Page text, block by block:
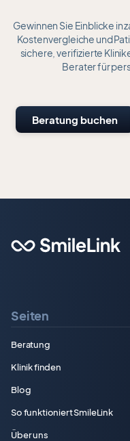
Gewinnen Sie Einblicke in
Kostenvergleiche und
sichere, verifizierte
Berater für
Beratung buchen
Seiten
Beratung
Klinik finden
Blog
So funktioniert SmileLink
Über uns